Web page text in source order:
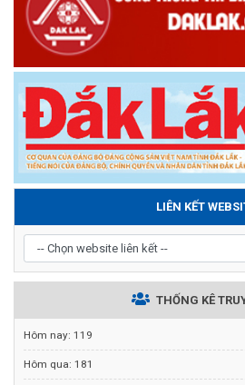
LIÊN KẾT
THỐNG KÊ
Hôm nay: 119
Hôm qua: 181